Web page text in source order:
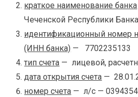
краткое наименование банка
Чеченской Республики
идентификационный номер
(ИНН банка) — 7702235133
тип счета — лицевой,
дата открытия счета —
номер счета — л/с —